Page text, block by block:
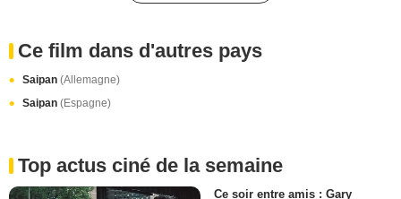
Ce film dans d'autres pays
Saipan (Allemagne)
Saipan (Espagne)
Top actus ciné de la semaine
Ce soir entre amis : Gary